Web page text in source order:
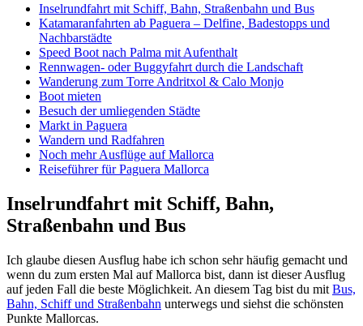
Inselrundfahrt mit Schiff, Bahn, Straßenbahn und Bus
Katamaranfahrten ab Paguera – Delfine, Badestopps und
Nachbarstädte
Speed Boot nach Palma mit Aufenthalt
Rennwagen- oder Buggyfahrt durch die Landschaft
Wanderung zum Torre Andritxol & Calo Monjo
Boot mieten
Besuch der umliegenden Städte
Markt in Paguera
Wandern und Radfahren
Noch mehr Ausflüge auf Mallorca
Reiseführer für Paguera Mallorca
Inselrundfahrt mit Schiff, Bahn,
Straßenbahn und Bus
Ich glaube diesen Ausflug habe ich schon sehr häufig gemacht und
wenn du zum ersten Mal auf Mallorca bist, dann ist dieser Ausflug
auf jeden Fall die beste Möglichkeit. An diesem Tag bist du mit Bus,
Bahn, Schiff und Straßenbahn unterwegs und siehst die schönsten
Punkte Mallorcas.